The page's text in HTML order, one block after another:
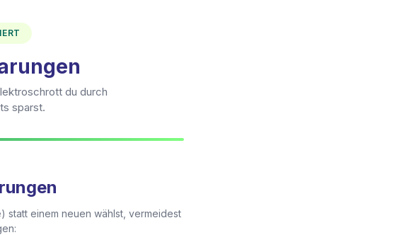
du durch
sparst.
statt einem neuen wählst, vermeidest